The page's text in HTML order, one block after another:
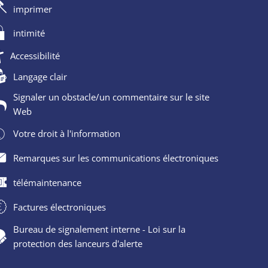
imprimer
intimité
Accessibilité
Langage clair
Signaler un obstacle/un commentaire sur le site
Web
Votre droit à l'information
Remarques sur les communications électroniques
télémaintenance
Factures électroniques
Bureau de signalement interne - Loi sur la
protection des lanceurs d'alerte